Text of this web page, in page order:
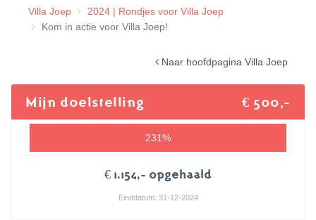
Villa Joep
2024 | Rondjes voor Villa Joep
Kom in actie voor Villa Joep!
Naar hoofdpagina Villa Joep
Mijn doelstelling € 500,-
231%
€ 1.154,- opgehaald
Einddatum: 31-12-2024